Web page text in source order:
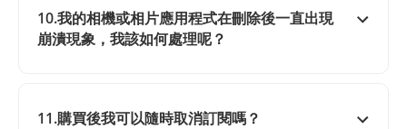
10.我的相機或相片應用程式在刪除後一直出現
崩潰現象，我該如何處理呢？
11.購買後我可以隨時取消訂閱嗎？